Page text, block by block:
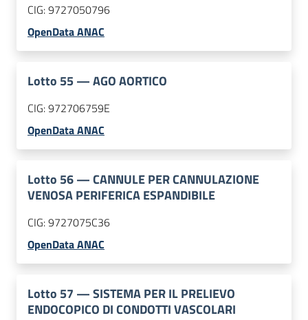
CIG:9727050796
OpenData ANAC
Lotto 55—AGO AORTICO
CIG:972706759E
OpenData ANAC
Lotto 56—CANNULE PER CANNULAZIONE
VENOSA PERIFERICA ESPANDIBILE
CIG:9727075C36
OpenData ANAC
Lotto 57 —SISTEMA PER IL PRELIEVO
ENDOCOPICO DI CONDOTTI VASCOLARI